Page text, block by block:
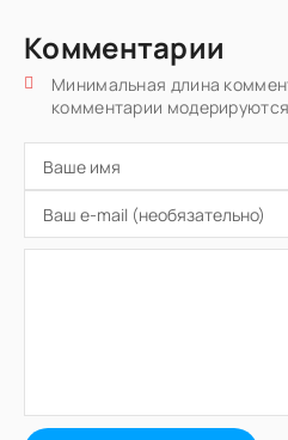
Комментарии
Минимальная длина
комментарии модерируются